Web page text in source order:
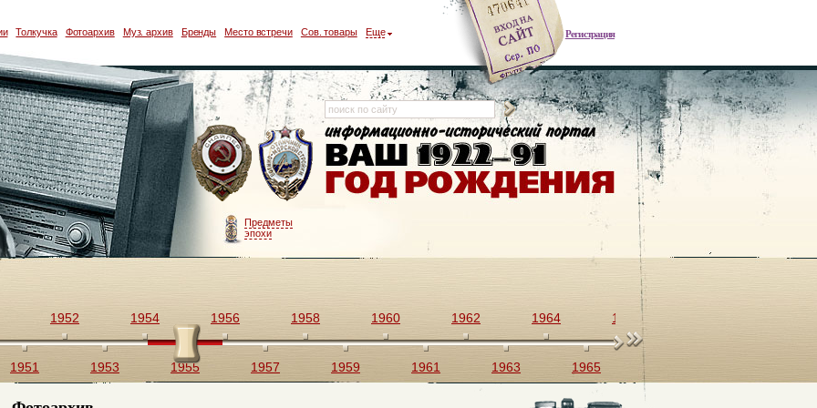
Регистрация
Толкучка Фотоархив Муз. архив Бренды Место встречи Сов. товары Еще
Предметы
эпохи
1951
1952
1953
1954
1955
1956
1957
1958
1959
1960
1961
1962
1963
1964
1965
1966